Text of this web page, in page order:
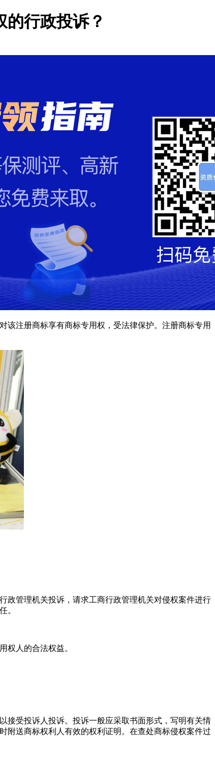
行政投诉？
该注册商标享有商标专用权，受法律保护。注册商标专用
政管理机关投诉，请求工商行政管理机关对侵权案件进行
。
权人的合法权益。
接受投诉人投诉。投诉一般应采取书面形式，写明有关情
附送商标权利人有效的权利证明。在查处商标侵权案件过